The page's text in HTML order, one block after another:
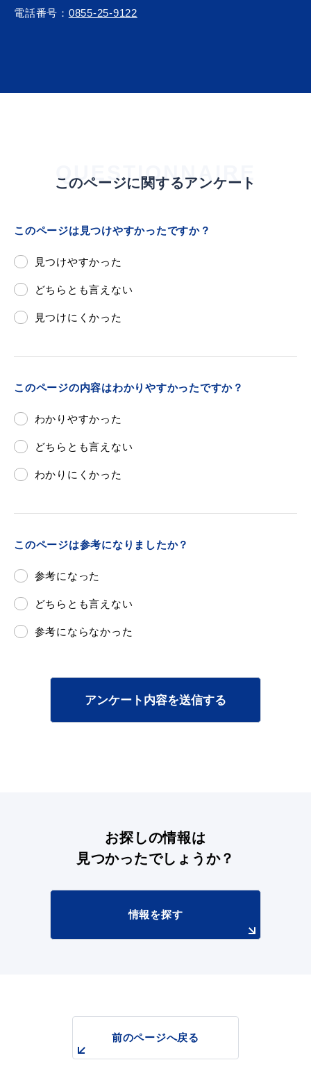
目的から探す
ごみ・リサイクル 支援・助成制度
各種相談窓口
公共施設
防災・防犯メール
申請書
電子申請
電話番号： 0855-25-9122
QUESTIONNAIRE
このページに関するアンケート
このページは見つけやすかったですか？
見つけやすかった
どちらとも言えない
見つけにくかった
このページの内容はわかりやすかったですか？
わかりやすかった
どちらとも言えない
わかりにくかった
このページは参考になりましたか？
参考になった
どちらとも言えない
参考にならなかった
アンケート内容を送信する
お探しの情報は
見つかったでしょうか？
情報を探す
前のページへ戻る